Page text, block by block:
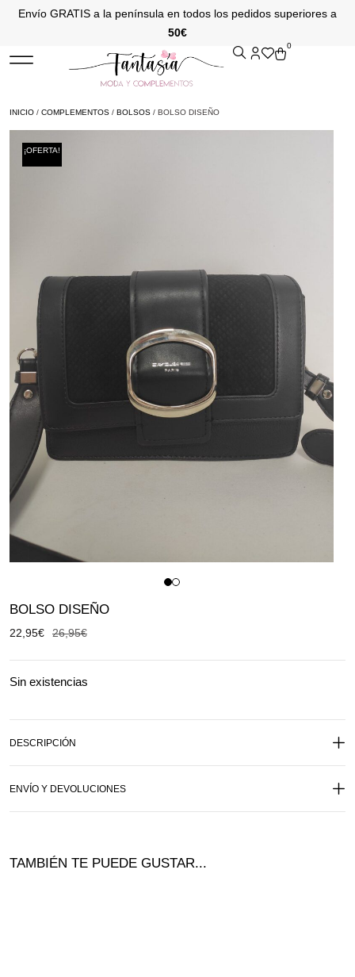
Envío GRATIS a la península en todos los pedidos superiores a
50€
0
INICIO / COMPLEMENTOS / BOLSOS / BOLSO DISEÑO
¡OFERTA!
BOLSO DISEÑO
26,95€
22,95€
Sin existencias
DESCRIPCIÓN
ENVÍO Y DEVOLUCIONES
TAMBIÉN TE PUEDE GUSTAR...